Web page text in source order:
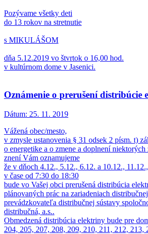
Pozývame všetky deti
do 13 rokov na stretnutie
s MIKULÁŠOM
dňa 5.12.2019 vo štvrtok o 16,00 hod.
v kultúrnom dome v Jasenici.
Oznámenie o prerušení distribúcie
Dátum: 25. 11. 2019
Vážená obec/mesto,
v zmysle ustanovenia § 31 odsek 2 písm. t)
o energetike a o zmene a doplnení
znení Vám oznamujeme
že v dňoch 4.12., 5.12., 6.12. a 10.12.,
v čase od 7:30 do 18:30
bude vo Vašej obci prerušená distribúcia
plánovaných prác na zariadeniach
prevádzkovateľa distribučnej sústavy
distribučná, a.s..
Obmedzená distribúcia elektriny bude pre
204, 205, 207, 208, 209, 210, 211, 212, 213,